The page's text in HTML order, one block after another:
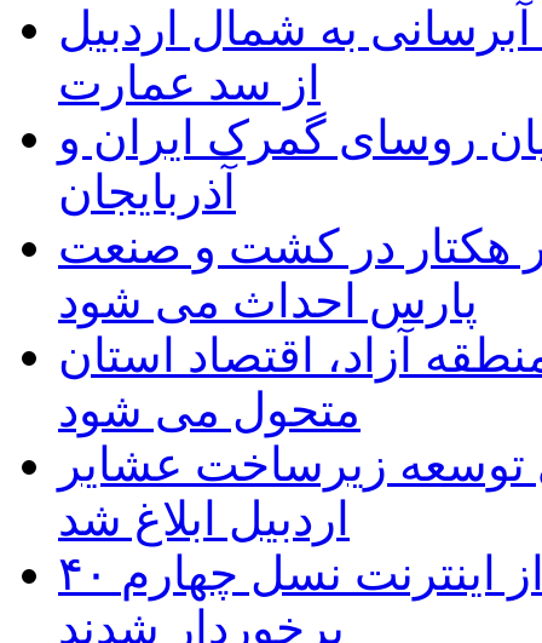
ماده ۲۳ طرح آبرسانی به شمال اردبیل
از سد عمارت
روسای گمرک ایران و
آذربایجان
هکتار در کشت و صنعت
پارس احداث می شود
آزاد، اقتصاد استان
متحول می شود
برای توسعه زیرساخت عشایر
اردبیل ابلاغ شد
۴۰ روستای شهرستان گِرمی از اینترنت نسل چهارم
برخوردار شدند